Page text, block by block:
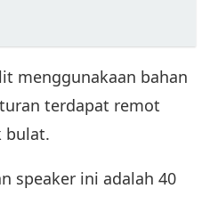
menggunakaan bahan
terdapat remot
bulat.
speaker ini adalah 40